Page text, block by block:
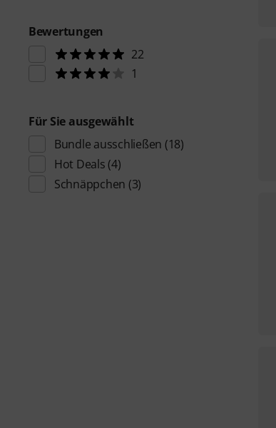
Bewertungen
22
1
Für Sie ausgewählt
Bundle ausschließen (18)
Hot Deals (4)
Schnäppchen (3)